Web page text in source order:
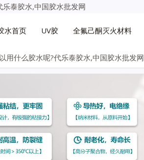
泰胶水,中国胶水批发网
水首页 UV胶 全氟己酮灭火材料
用什么胶水呢?代乐泰胶水,中国胶水批发网